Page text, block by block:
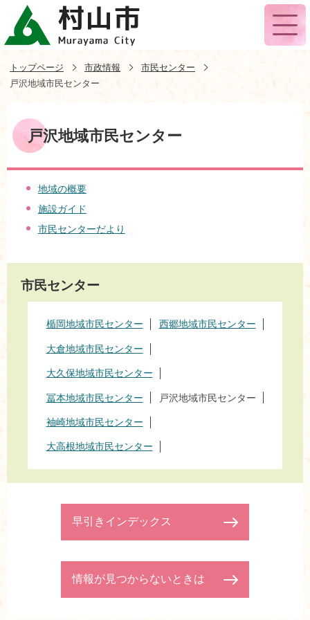
トップページ 市政情報
市民センター
戸沢地域市民センター
戸沢地域市民センター
地域の概要
施設ガイド
市民センターだより
市民センター
楯岡地域市民センター 西郷地域市民センター
大倉地域市民センター
大久保地域市民センター
冨本地域市民センター 戸沢地域市民センター
袖崎地域市民センター
大高根地域市民センター
早引きインデックス
情報が見つからないときは